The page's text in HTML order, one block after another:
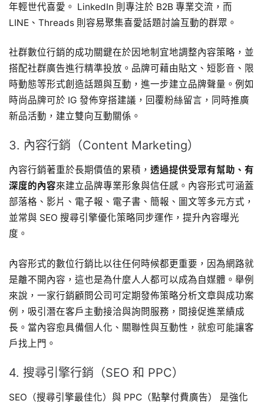
年輕世代喜愛。 LinkedIn 則專注於 B2B 專業交流，而
LINE、Threads 則容易聚集喜愛話題討論互動的群眾。
社群數位行銷的成功關鍵在於因地制宜地調整內容策略，並
搭配社群廣告進行精準投放。品牌可藉由貼文、短影音、限
時動態等形式創造話題與互動，進一步建立品牌聲量。例如
時尚品牌可於 IG 發佈穿搭建議，回覆粉絲留言，同時推廣
新品活動，建立雙向互動關係。
3. 內容行銷（Content Marketing）
內容行銷著重於長期價值的累積， 透過提供受眾有幫助、有
深度的內容來建立品牌專業形象與信任感。內容形式可涵蓋
部落格、影片、電子報、電子書、簡報、圖文等多元方式，
並常與 SEO 搜尋引擎優化策略同步運作，提升內容曝光
度。
內容形式的數位行銷比以往任何時候都更重要，因為網路就
是離不開內容，這也是為什麼人人都可以成為自媒體。舉例
來說，一家行銷顧問公司可定期發佈策略分析文章與成功案
例，吸引潛在客戶主動接洽與詢問服務，間接促進業績成
長。當內容愈具備個人化、關聯性與互動性，就愈可能讓客
戶找上門。
4. 搜尋引擎行銷（SEO 和 PPC）
SEO（搜尋引擎最佳化）與 PPC（點擊付費廣告） 是強化